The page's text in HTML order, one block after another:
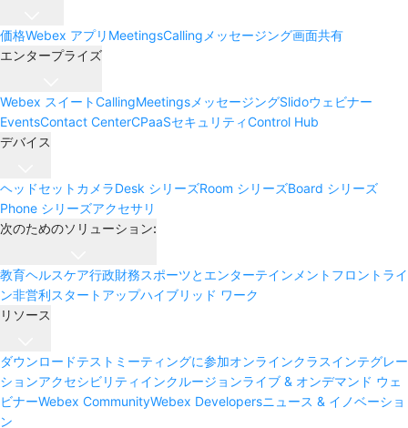
価格Webex アプリ MeetingsCalling メッセージング画面共有
エンタープライズ
Webex スイートCallingMeetings メッセージングSlidoウェビナー
EventsContact CenterCPaaSセキュリティControl Hub
デバイス
ヘッドセット カメラDesk シリーズRoom シリーズBoard シリーズ
Phone シリーズアクセサリ
次のためのソリューション:
教育ヘルスケア行政財務スポーツとエンターテインメント フロントライ
ン非営利スタートアップハイブリッド ワーク
リソース
ダウンロードテストミーティングに参加オンラインクラスインテグレー
ションアクセシビリティ インクルージョンライブ & オンデマンド ウェ
ビナーWebex CommunityWebex Developersニュース & イノベーショ
ン